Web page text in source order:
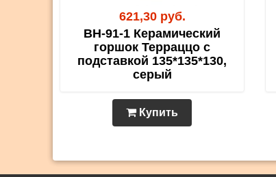
621,30 руб.
BH-91-1 Керамический
горшок Терраццо с
подставкой 135*135*130,
серый
Купить